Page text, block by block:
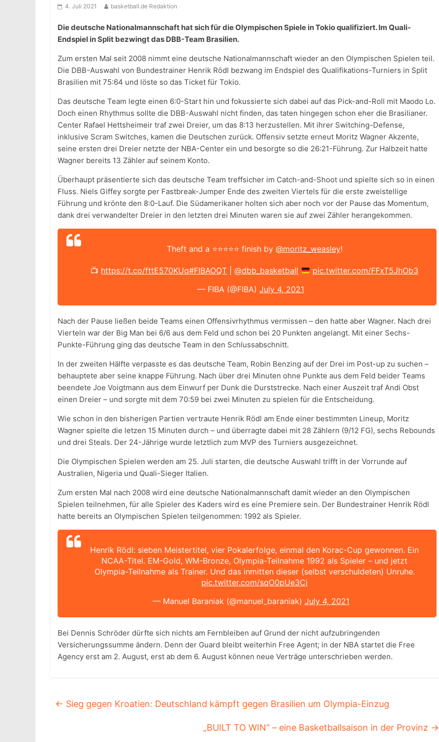
4. Juli 2021 basketball.de Redaktion
Die deutsche Nationalmannschaft hat sich für die Olympischen Spiele in Tokio qualifiziert. Im Quali-
Endspiel in Split bezwingt das DBB-Team Brasilien.
Zum ersten Mal seit 2008 nimmt eine deutsche Nationalmannschaft wieder an den Olympischen Spielen teil.
Die DBB-Auswahl von Bundestrainer Henrik Rödl bezwang im Endspiel des Qualifikations-Turniers in Split
Brasilien mit 75:64 und löste so das Ticket für Tokio.
Das deutsche Team legte einen 6:0-Start hin und fokussierte sich dabei auf das Pick-and-Roll mit Maodo Lo.
Doch einen Rhythmus sollte die DBB-Auswahl nicht finden, das taten hingegen schon eher die Brasilianer.
Center Rafael Hettsheimeir traf zwei Dreier, um das 8:13 herzustellen. Mit ihrer Switching-Defense,
inklusive Scram Switches, kamen die Deutschen zurück. Offensiv setzte erneut Moritz Wagner Akzente,
seine ersten drei Dreier netzte der NBA-Center ein und besorgte so die 26:21-Führung. Zur Halbzeit hatte
Wagner bereits 13 Zähler auf seinem Konto.
Überhaupt präsentierte sich das deutsche Team treffsicher im Catch-and-Shoot und spielte sich so in einen
Fluss. Niels Giffey sorgte per Fastbreak-Jumper Ende des zweiten Viertels für die erste zweistellige
Führung und krönte den 8:0-Lauf. Die Südamerikaner holten sich aber noch vor der Pause das Momentum,
dank drei verwandelter Dreier in den letzten drei Minuten waren sie auf zwei Zähler herangekommen.
Theft and a ⭐⭐⭐⭐⭐ finish by @moritz_weasley!
📺 https://t.co/fttE570KUq#FIBAOQT |@dbb_basketball
pic.twitter.com/FFxT5JhOb3
— FIBA (@FIBA) July 4, 2021
Nach der Pause ließen beide Teams einen Offensivrhythmus vermissen – den hatte aber Wagner. Nach drei
Vierteln war der Big Man bei 6/6 aus dem Feld und schon bei 20 Punkten angelangt. Mit einer Sechs-
Punkte-Führung ging das deutsche Team in den Schlussabschnitt.
In der zweiten Hälfte verpasste es das deutsche Team, Robin Benzing auf der Drei im Post-up zu suchen –
behauptete aber seine knappe Führung. Nach über drei Minuten ohne Punkte aus dem Feld beider Teams
beendete Joe Voigtmann aus dem Einwurf per Dunk die Durststrecke. Nach einer Auszeit traf Andi Obst
einen Dreier – und sorgte mit dem 70:59 bei zwei Minuten zu spielen für die Entscheidung.
Wie schon in den bisherigen Partien vertraute Henrik Rödl am Ende einer bestimmten Lineup, Moritz
Wagner spielte die letzen 15 Minuten durch – und überragte dabei mit 28 Zählern (9/12 FG), sechs Rebounds
und drei Steals. Der 24-Jährige wurde letztlich zum MVP des Turniers ausgezeichnet.
Die Olympischen Spielen werden am 25. Juli starten, die deutsche Auswahl trifft in der Vorrunde auf
Australien, Nigeria und Quali-Sieger Italien.
Zum ersten Mal nach 2008 wird eine deutsche Nationalmannschaft damit wieder an den Olympischen
Spielen teilnehmen, für alle Spieler des Kaders wird es eine Premiere sein. Der Bundestrainer Henrik Rödl
hatte bereits an Olympischen Spielen teilgenommen: 1992 als Spieler.
Henrik Rödl: sieben Meistertitel, vier Pokalerfolge, einmal den Korac-Cup gewonnen. Ein
NCAA-Titel. EM-Gold, WM-Bronze, Olympia-Teilnahme 1992 als Spieler – und jetzt
Olympia-Teilnahme als Trainer. Und das inmitten dieser (selbst verschuldeten) Unruhe.
pic.twitter.com/sqO0pUe3Ci
— Manuel Baraniak (@manuel_baraniak) July 4, 2021
Bei Dennis Schröder dürfte sich nichts am Fernbleiben auf Grund der nicht aufzubringenden
Versicherungssumme ändern. Denn der Guard bleibt weiterhin Free Agent; in der NBA startet die Free
Agency erst am 2. August, erst ab dem 6. August können neue Verträge unterschrieben werden.
← Sieg gegen Kroatien: Deutschland kämpft gegen Brasilien um Olympia-Einzug
„BUILT TO WIN“ – eine Basketballsaison in der Provinz →